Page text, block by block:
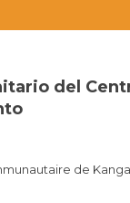
del
de